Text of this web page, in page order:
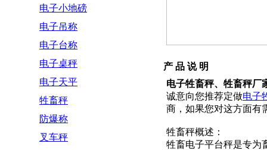
电子小地磅
电子吊称
电子台称
电子桌秤
电子天平
牲畜秤
防爆称
叉车秤
产 品 说 明
电子牲畜秤、牲畜秤厂
诚意向您推荐定做电子
商，如果您对这方面有
牲畜秤概述：
牲畜电子平台秤是专为